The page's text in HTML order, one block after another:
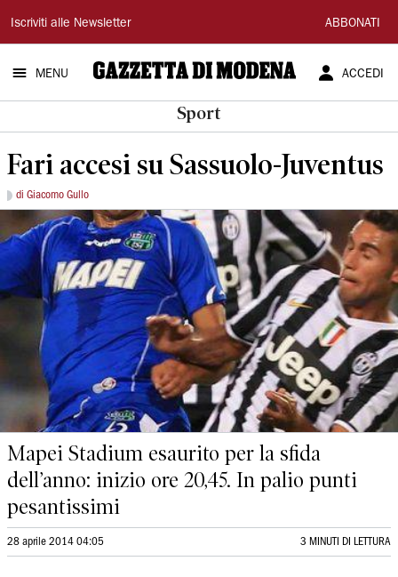
Gazzetta
di
Modena
Iscriviti alle Newsletter ABBONATI
MENU ACCEDI
Sport
Fari accesi su Sassuolo-Juventus
di Giacomo Gullo
Mapei Stadium esaurito per la sfida
dell’anno: inizio ore 20,45. In palio punti
pesantissimi
28 aprile 2014 04:05 3 MINUTI DI LETTURA